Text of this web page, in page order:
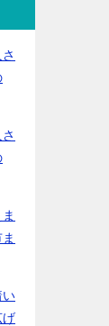
い
げ